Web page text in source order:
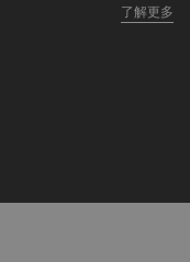
了解更多